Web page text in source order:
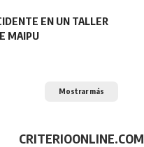
EN UN TALLER
MAIPU
Mostrar más
CRITERIOONLINE.COM